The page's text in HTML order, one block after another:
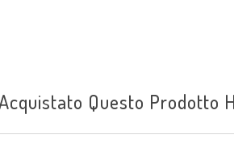
Questo Prodotto